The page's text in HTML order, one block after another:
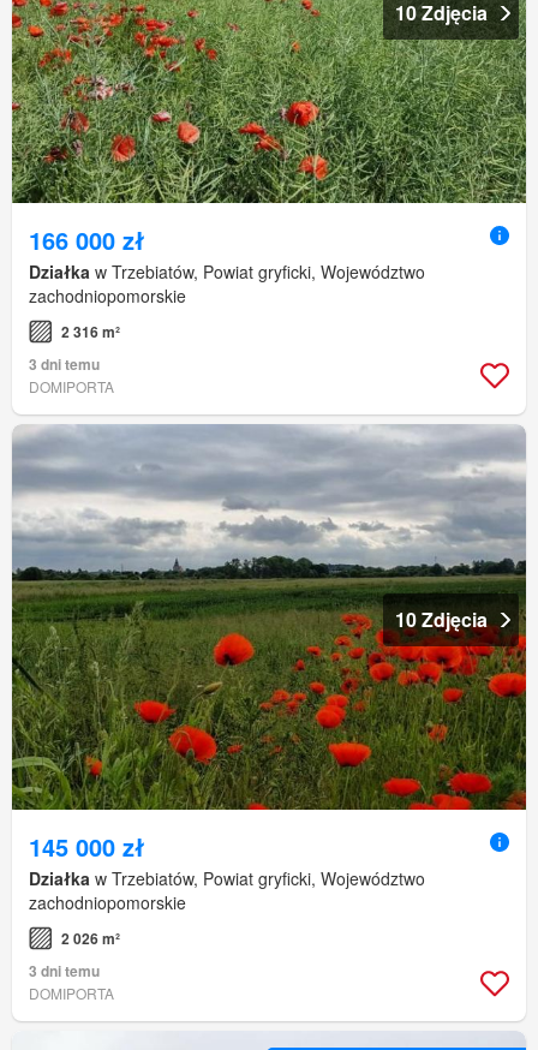
10 Zdjęcia
166 000 zł
Działka w Trzebiatów, Powiat gryficki, Województwo
zachodniopomorskie
2 316 m²
3 dni temu
DOMIPORTA
10 Zdjęcia
145 000 zł
Działka w Trzebiatów, Powiat gryficki, Województwo
zachodniopomorskie
2 026 m²
3 dni temu
DOMIPORTA